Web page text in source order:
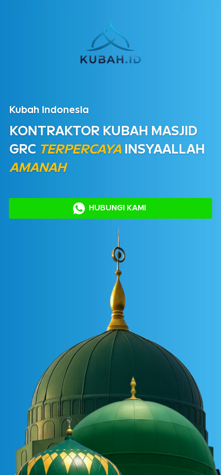
Kubah Indonesia
KONTRAKTOR KUBAH MASJID
GRC TERPERCAYA
AMANAH
` HUBUNGI KAMI